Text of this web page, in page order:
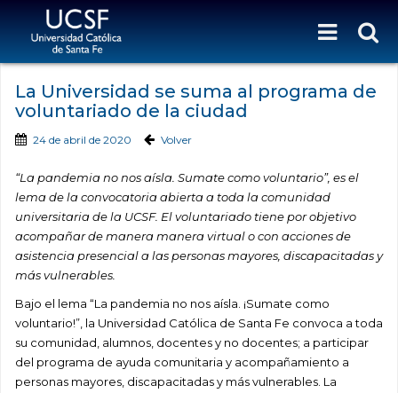
La Universidad se suma al programa de
voluntariado de la ciudad
24 de abril de 2020 Volver
“La pandemia no nos aísla. Sumate como voluntario”, es el
lema de la convocatoria abierta a toda la comunidad
universitaria de la UCSF. El voluntariado tiene por objetivo
acompañar de maneramanera virtual o con acciones de
asistencia presenciala las personas mayores, discapacitadas y
más vulnerables.
Bajo el lema “La pandemia no nos aísla. ¡Sumate como
voluntario!”, la Universidad Católica de Santa Fe convoca a toda
su comunidad, alumnos, docentes y no docentes; a participar
del programa de ayuda comunitaria y acompañamiento a
personas mayores, discapacitadas y más vulnerables. La